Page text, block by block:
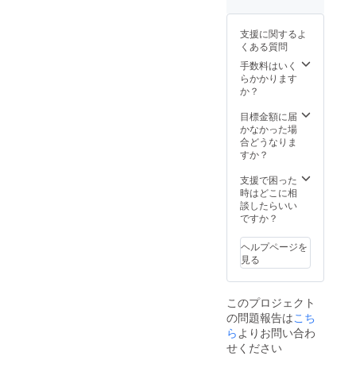
ただき
ます）
権利利
用可能
期間：
2022年
2022年
5月31日
まで 所
60〜90
分程度
ン］ オ
リジナ
ルボー
ルペ
ン
0.5mm
ラー
黒・
赤・
ジ・グ
リーン
の５色
からお
ただけ
ます
Island
の文字
ていま
す。
［オリ
ジナル
マグ
のチー
が入っ
たもの
となっ
ていま
す ［オ
ルボー
ルペ
ン］ オ
リジナ
ルペ
ン
0.5mm
商品本
ラー
黒・
赤・
青・オ
ジ・グ
リーン
の５色
からお
選びい
ルにて
詳しい
話をさ
せてい
ただき
ま
⑧Islan
dの代表
者によ
るオン
報告会
にご招
待しま
す
ルアド
レスを
記載頂
きメー
日程等
詳しい
話をさ
せてい
ただき
⑧Islan
者によ
る出張
活動報
告会
（⑦、
いては
メール
アドレ
スを記
メール
にて日
程等詳
しい話
ていた
だきま
す） ⑨
横断幕
前
（ロー
マ字表
記）を
記載
ブック)
dのホー
ムペー
ジと活
動報告
メール
身のお
名前の
記載(希
望者の
化教育
交流会
代表の
池頭様
講演会
へご招
待
⑧Islan
者によ
る出張
活動報
告会
（⑦、
支援に関するよ
くある質問
手数料はいく
らかかります
か？
目標金額に届
かなかった場
合どうなりま
すか？
支援で困った
時はどこに相
談したらいい
ですか？
ヘルプページを
見る
このプロジェクト
の問題報告はこち
ら よりお問い合わ
せください